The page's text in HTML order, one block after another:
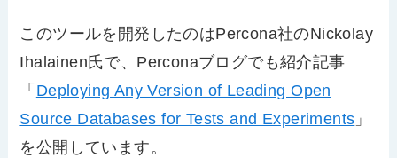
このツールを開発したのはPercona社のNickolay
Ihalainen氏で、Perconaブログでも紹介記事
「 Deploying Any Version of Leading Open
Source Databases for Tests and Experiments 」
を公開しています。